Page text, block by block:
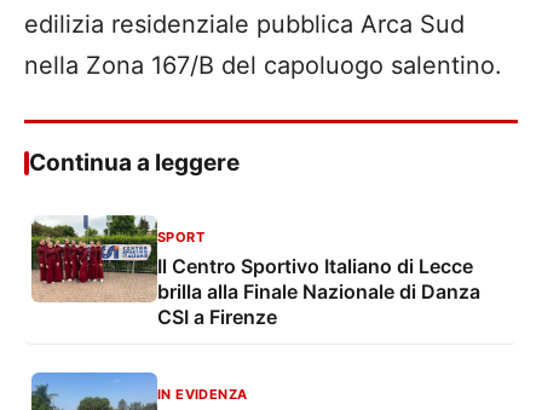
edilizia residenziale pubblica Arca Sud
nella Zona 167/B del capoluogo salentino.
Continua a leggere
SPORT
Il Centro Sportivo Italiano di Lecce
brilla alla Finale Nazionale di Danza
CSI a Firenze
IN EVIDENZA